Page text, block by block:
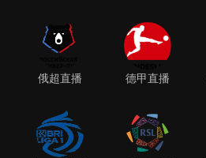
俄超直播 德甲直播